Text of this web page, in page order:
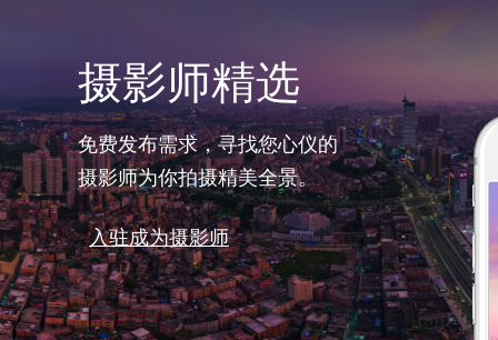
摄影师精选
免费发布需求，寻找您心仪的
摄影师为你拍摄精美全景。
入驻成为摄影师